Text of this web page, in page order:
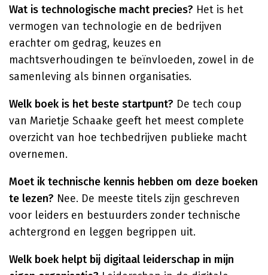
Wat is technologische macht precies? Het is het
vermogen van technologie en de bedrijven
erachter om gedrag, keuzes en
machtsverhoudingen te beïnvloeden, zowel in de
samenleving als binnen organisaties.
Welk boek is het beste startpunt? De tech coup
van Marietje Schaake geeft het meest complete
overzicht van hoe techbedrijven publieke macht
overnemen.
Moet ik technische kennis hebben om deze boeken
te lezen? Nee. De meeste titels zijn geschreven
voor leiders en bestuurders zonder technische
achtergrond en leggen begrippen uit.
Welk boek helpt bij digitaal leiderschap in mijn